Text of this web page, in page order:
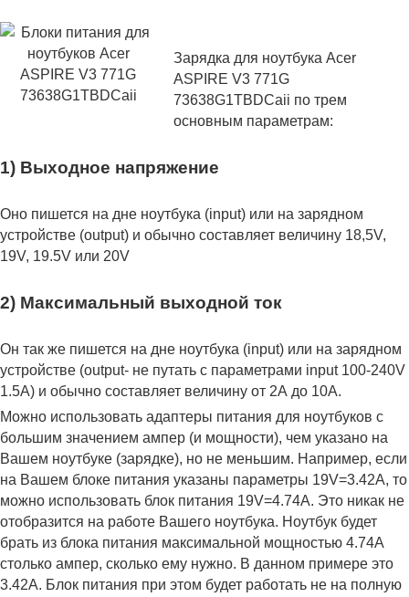
Зарядка для ноутбука Acer
ASPIRE V3 771G
73638G1TBDCaii по трем
основным параметрам:
1) Выходное напряжение
Оно пишется на дне ноутбука (input) или на зарядном
устройстве (output) и обычно составляет величину 18,5V,
19V, 19.5V или 20V
2) Максимальный выходной ток
Он так же пишется на дне ноутбука (input) или на зарядном
устройстве (output- не путать с параметрами input 100-240V
1.5A) и обычно составляет величину от 2А до 10A.
Можно использовать адаптеры питания для ноутбуков с
большим значением ампер (и мощности), чем указано на
Вашем ноутбуке (зарядке), но не меньшим. Например, если
на Вашем блоке питания указаны параметры 19V=3.42A, то
можно использовать блок питания 19V=4.74A. Это никак не
отобразится на работе Вашего ноутбука. Ноутбук будет
брать из блока питания максимальной мощностью 4.74А
столько ампер, сколько ему нужно. В данном примере это
3.42А. Блок питания при этом будет работать не на полную